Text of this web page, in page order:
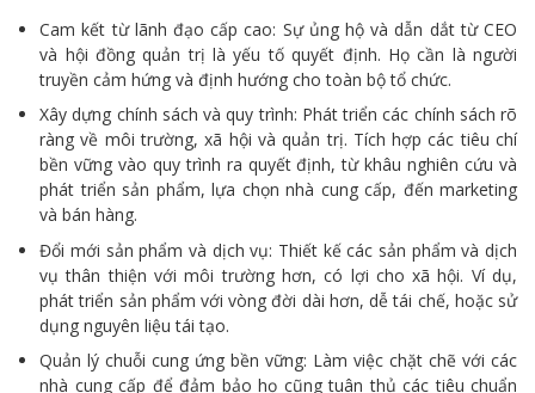
Cam kết từ lãnh đạo cấp cao: Sự ủng hộ và dẫn dắt từ CEO
và hội đồng quản trị là yếu tố quyết định. Họ cần là người
truyền cảm hứng và định hướng cho toàn bộ tổ chức.
Xây dựng chính sách và quy trình: Phát triển các chính sách rõ
ràng về môi trường, xã hội và quản trị. Tích hợp các tiêu chí
bền vững vào quy trình ra quyết định, từ khâu nghiên cứu và
phát triển sản phẩm, lựa chọn nhà cung cấp, đến marketing
và bán hàng.
Đổi mới sản phẩm và dịch vụ: Thiết kế các sản phẩm và dịch
vụ thân thiện với môi trường hơn, có lợi cho xã hội. Ví dụ,
phát triển sản phẩm với vòng đời dài hơn, dễ tái chế, hoặc sử
dụng nguyên liệu tái tạo.
Quản lý chuỗi cung ứng bền vững: Làm việc chặt chẽ với các
nhà cung cấp để đảm bảo họ cũng tuân thủ các tiêu chuẩn